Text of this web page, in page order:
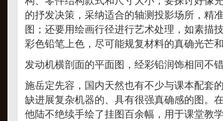
的抒发决策，采纳适合的轴测投影场所，精
图；还要用绘画行径进行艺术处理，如素描
彩色铅笔上色，尽可能规复材料的真确光芒
发动机横剖面的平面图，经彩铅润饰相同不
施岳定先容，国内天然也有不少与课本配套
缺进展复杂机器的、具有很强真确感的图。
他陆不绝续手绘了挂图百余幅，用于课堂教